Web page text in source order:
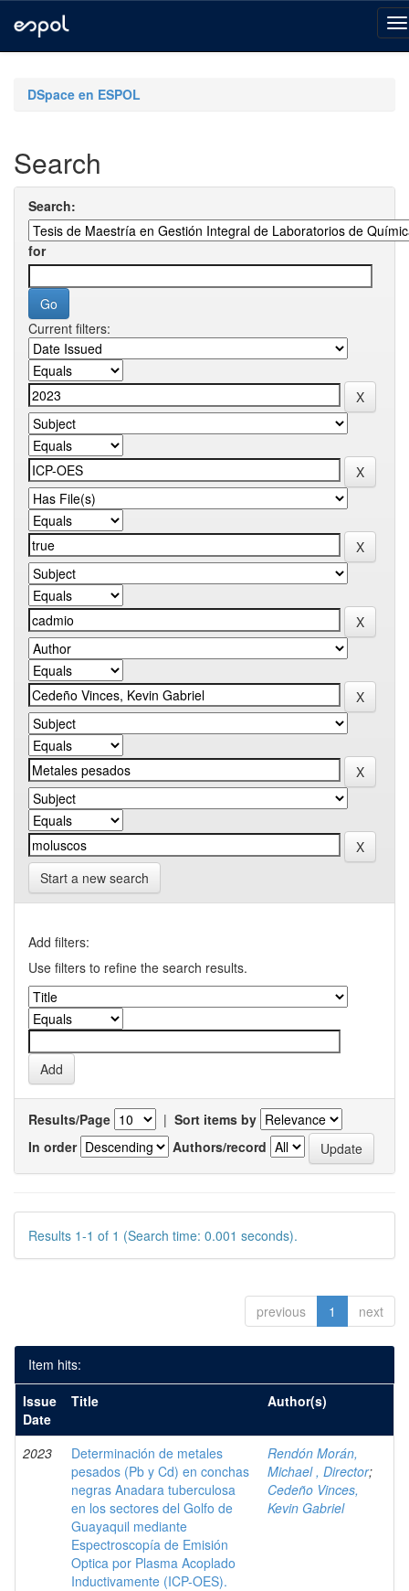
navigationDSpace en ESPOL
Search
Search:
for
Current filters:
Start a new search
Add filters:
Use filters to refine the search results.
Results/Page | Sort items by
In order
Authors/record
Results 1-1 of 1 (Search time: 0.001 seconds).
previous 1 next
Item hits:
Issue
Date
Title Author(s)
2023
Determinación de metales
pesados (Pb y Cd) en conchas
negras Anadara tuberculosa
en los sectores del Golfo de
Guayaquil mediante
Espectroscopía de Emisión
Optica por Plasma Acoplado
Inductivamente (ICP-OES).
Rendón Morán,
Michael , Director;
Cedeño Vinces,
Kevin Gabriel